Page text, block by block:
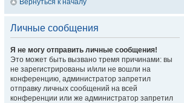
Вернуться к началу
Личные сообщения
Я не могу отправить личные сообщения!
Это может быть вызвано тремя причинами: вы
не зарегистрированы и/или не вошли на
конференцию, администратор запретил
отправку личных сообщений на всей
конференции или же администратор запретил